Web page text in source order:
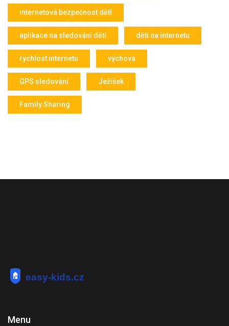
internetová bezpečnost dětí
aplikace na sledování dětí děti na internetu
rychlost internetu výchova
GPS sledování Ježíšek
Family Sharing
Menu